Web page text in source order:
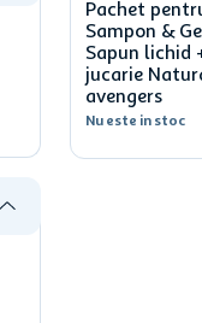
Pachet
Sampon &
Sapun lichid
jucarie
avengers
Nu este in stoc